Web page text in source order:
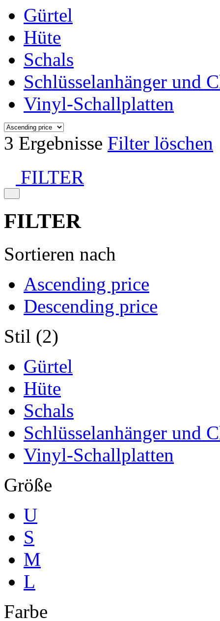
Gürtel
Hüte
Schals
Schlüsselanhänger und
Vinyl-Schallplatten
3 Ergebnisse Filter löschen
FILTER
FILTER
Sortieren nach
Ascending price
Descending price
Stil (2)
Gürtel
Hüte
Schals
Schlüsselanhänger und
Vinyl-Schallplatten
Größe
U
S
M
L
Farbe